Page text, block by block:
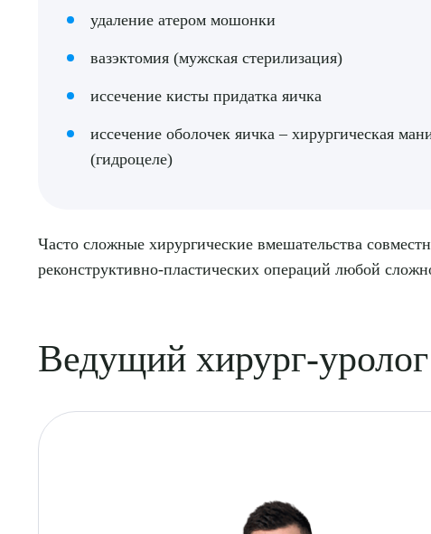
удаление атером мошонки
вазэктомия (мужская стерилизация)
иссечение кисты придатка яичка
иссечение оболочек яичка – хирургическая
(гидроцеле)
Часто сложные хирургические вмешательства
реконструктивно-пластических операций любой
Ведущий хирург-